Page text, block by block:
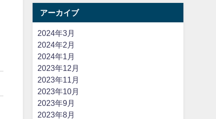
アーカイブ
2024年3月
2024年2月
2024年1月
2023年12月
2023年11月
2023年10月
2023年9月
2023年8月